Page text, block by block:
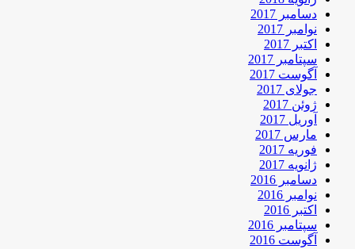
دسامبر 2017
نوامبر 2017
اکتبر 2017
سپتامبر 2017
آگوست 2017
جولای 2017
ژوئن 2017
آوریل 2017
مارس 2017
فوریه 2017
ژانویه 2017
دسامبر 2016
نوامبر 2016
اکتبر 2016
سپتامبر 2016
آگوست 2016